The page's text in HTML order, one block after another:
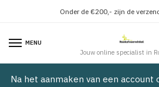
navigatie
inhoud
Onder de €200,- zijn de
MENU
Jouw online specialist in
Na het aanmaken van een